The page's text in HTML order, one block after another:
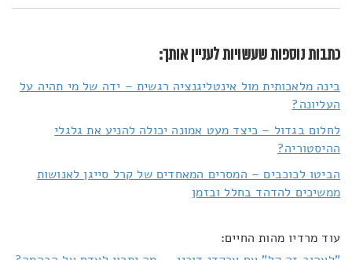
כתבות נוספות שעשויות לעניין אותך:
בינה מלאכותית מול אינטליגנציה רגשית – ידה של מי תהיה על
העליונה?
לחלום בגדול – כיצד מעט אמונה יכולה להניע את גלגלי
ההיסטוריה?
הביטו לכוכבים – המסרים המאחדים של קרל סייגן לאנושות
ממשיכים להדהד בחלל ובזמן
עוד מרדיו מהות החיים: